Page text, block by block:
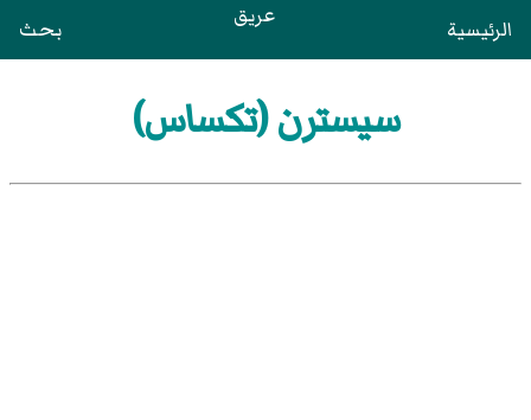
الرئيسية عريق بحث
سيسترن (تكساس)